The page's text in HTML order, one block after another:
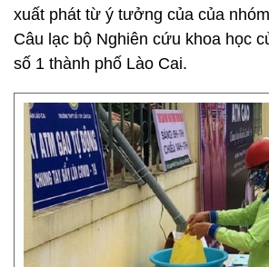
xuất phát từ ý tưởng của của
Câu lạc bộ Nghiên cứu khoa học
số 1 thành phố Lào Cai.